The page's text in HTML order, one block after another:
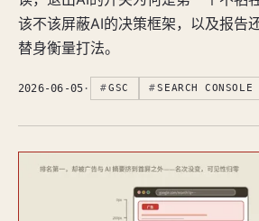
该不该屏蔽AI的决策框架，以及报告
替身衡量打法。
2026-06-05 · GSC SEARCH CONSOLE